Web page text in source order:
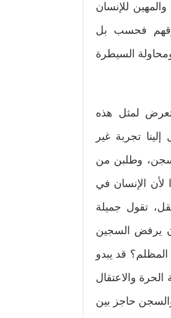
للإنسان
فحسب بل
السيطرة
لمثل هذه
تجربة غير
وطلبن من
لأن الإنسان في
تقول جميلة
يرفض السجين
المظلم؟ قد يبدو
والاعتقال
حاجز بين